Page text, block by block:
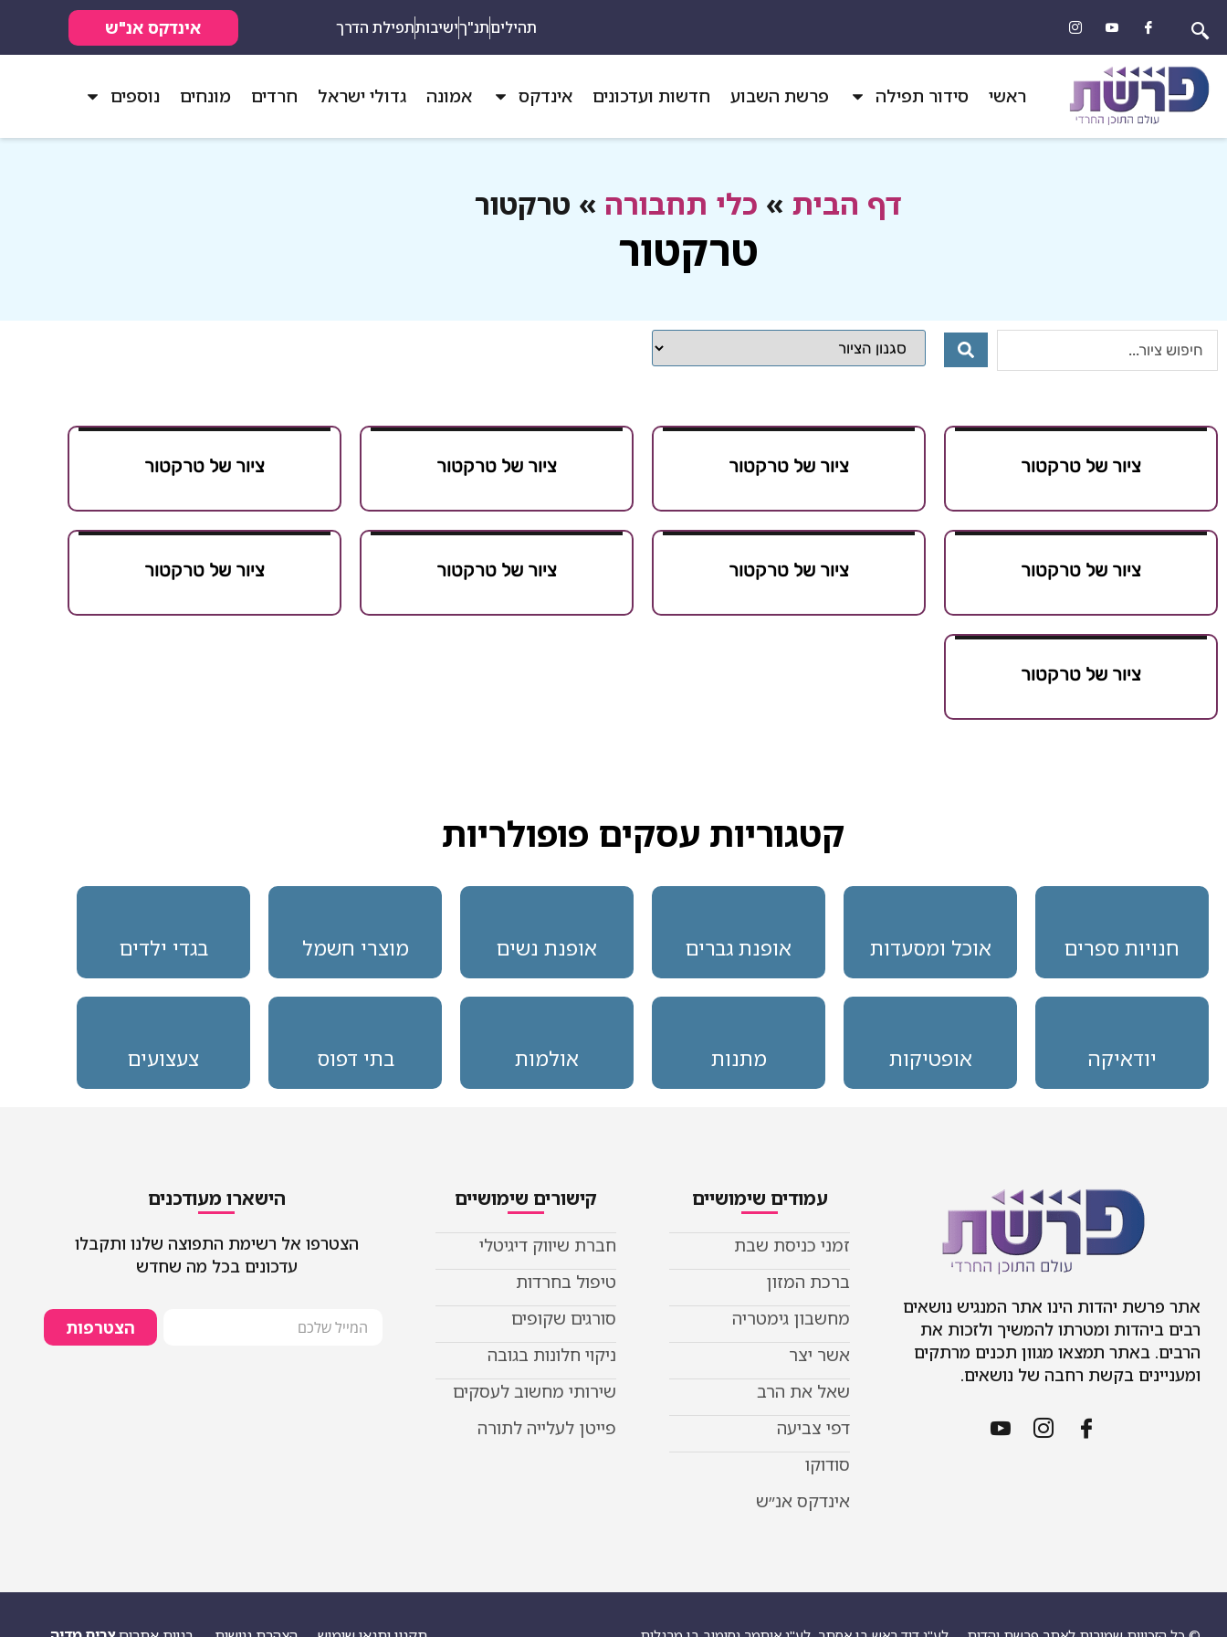
תהיליםתנ"ךישיבותתפילת הדרך אינדקס אנ"ש
ראשי סידור תפילה פרשת השבוע חדשות ועדכונים אינדקס אמונה גדולי ישראל חרדים מונחים נוספים
דף הבית » כלי תחבורה » טרקטור
טרקטור
ציור של טרקטור ציור של טרקטור ציור של טרקטור ציור של טרקטור
ציור של טרקטור ציור של טרקטור ציור של טרקטור ציור של טרקטור
ציור של טרקטור
קטגוריות עסקים פופולריות
חנויות ספרים אוכל ומסעדות אופנת גברים אופנת נשים מוצרי חשמל בגדי ילדים
יודאיקה אופטיקות מתנות אולמות בתי דפוס צעצועים
אתר פרשת יהדות הינו אתר המנגיש נושאים
רבים ביהדות ומטרתו להמשיך ולזכות את
הרבים. באתר תמצאו מגוון תכנים מרתקים
ומעניינים בקשת רחבה של נושאים.
עמודים שימושיים
זמני כניסת שבת
ברכת המזון
מחשבון גימטריה
אשר יצר
שאל את הרב
דפי צביעה
סודוקו
אינדקס אנ״ש
קישורים שימושיים
חברת שיווק דיגיטלי
טיפול בחרדות
סורגים שקופים
ניקוי חלונות בגובה
שירותי מחשוב לעסקים
פייטן לעלייה לתורה
הישארו מעודכנים
הצטרפו אל רשימת התפוצה שלנו ותקבלו
עדכונים בכל מה שחדש
הצטרפות